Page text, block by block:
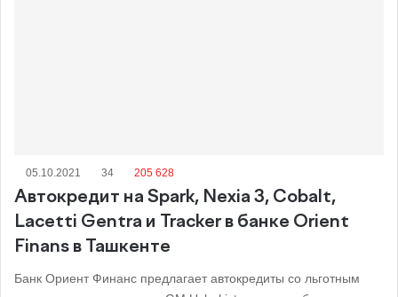
05.10.2021 34 205 628
Автокредит на Spark, Nexia 3, Cobalt,
Lacetti Gentra и Tracker в банке Orient
Finans в Ташкенте
Банк Ориент Финанс предлагает автокредиты со льготным